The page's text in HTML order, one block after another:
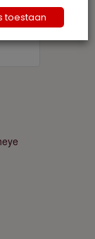
toestaan